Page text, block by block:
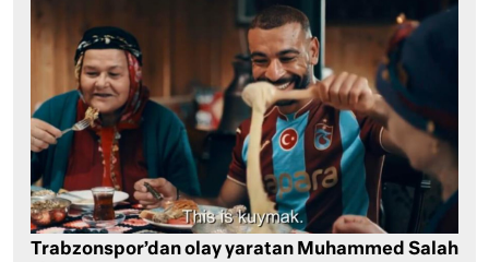
Trabzonspor’dan olay yaratan Muhammed Salah